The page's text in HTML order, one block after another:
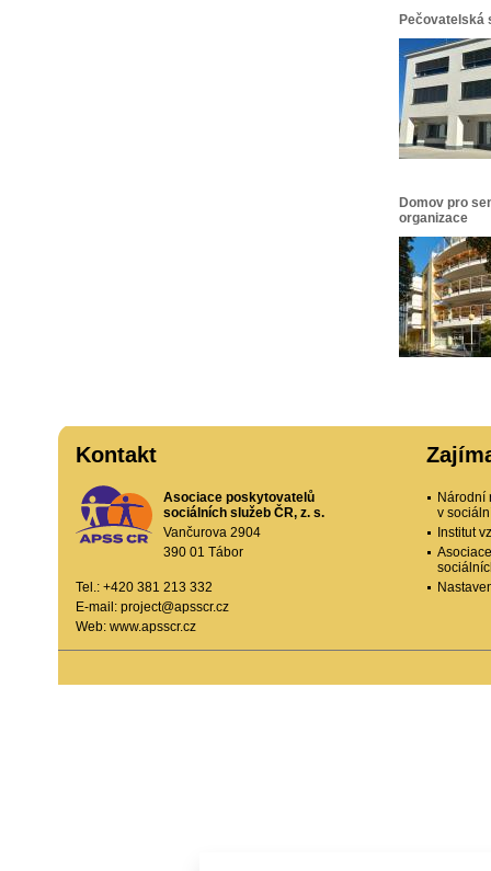
Pečovatelská
Domov pro
organizace
Kontakt
Asociace poskytovatelů
sociálních služeb ČR, z. s.
Vančurova 2904
390 01 Tábor
Tel.: +420 381 213 332
E-mail: project@apsscr.cz
Web: www.apsscr.cz
Národní
v
Institut